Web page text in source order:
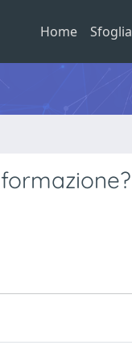
Home Sfoglia